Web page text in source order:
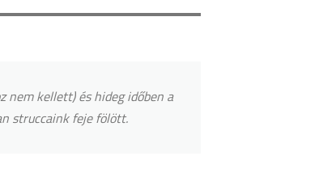
nem kellett) és hideg időben a
struccaink feje fölött.